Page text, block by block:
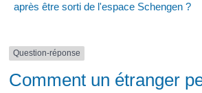
après être sorti de l'espace Schengen ?
Question-réponse
Comment un étranger